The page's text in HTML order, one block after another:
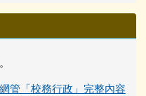
網管「校務行政」完整內容